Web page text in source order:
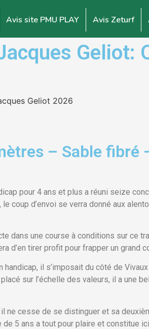
Avis site PMU PLAY Avis Zeturf
Geliot:
– Sable fibré
pour 4 ans et plus a réuni seize
coup d’envoi se verra donné aux
dans une course à conditions sur ce
tirer profit pour frapper un grand
il s’imposait du côté de
sur l’échelle des valeurs, il a une
ne cesse de se distinguer et sa
5 ans a tout pour plaire et constitue ici